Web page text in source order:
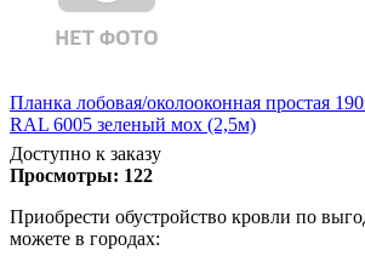
Планка лобовая/околооконная простая
RAL 6005 зеленый мох (2,5м)
Доступно к заказу
Просмотры: 122
Приобрести обустройство кровли по
можете в городах: